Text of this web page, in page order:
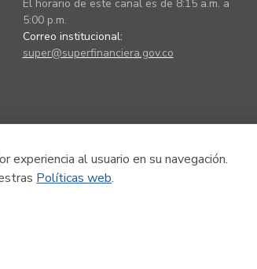
experiencia al usuario en su navegación.
Políticas web.
El horario de este canal es de 8:15 a.m. a
5:00 p.m.
Correo institucional:
super@superfinanciera.gov.co